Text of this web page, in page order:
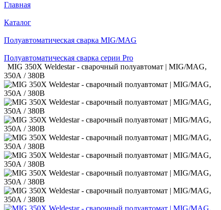
Главная
Каталог
Полуавтоматическая сварка MIG/MAG
Полуавтоматическая сварка серии Pro
MIG 350Х Weldestar - сварочный полуавтомат | MIG/MAG,
350А / 380В